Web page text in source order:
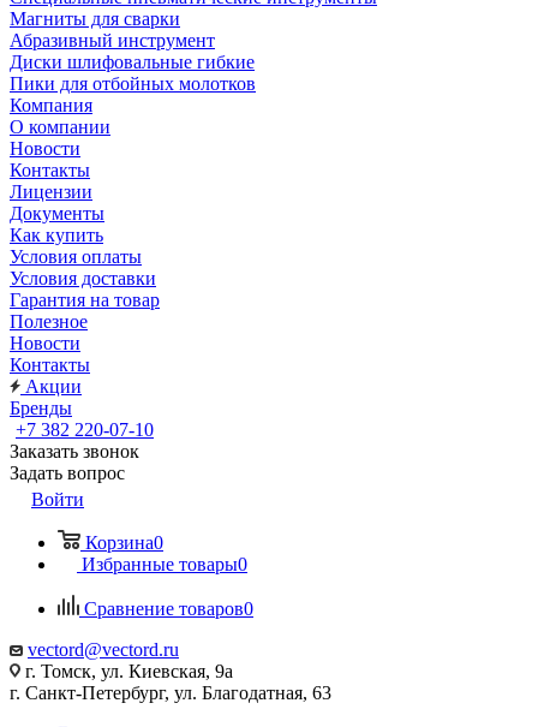
Магниты для сварки
Абразивный инструмент
Диски шлифовальные гибкие
Пики для отбойных молотков
Компания
О компании
Новости
Контакты
Лицензии
Документы
Как купить
Условия оплаты
Условия доставки
Гарантия на товар
Полезное
Новости
Контакты
Акции
Бренды
+7 382 220-07-10
Заказать звонок
Задать вопрос
Войти
Корзина0
Избранные товары0
Сравнение товаров0
vectord@vectord.ru
г. Томск, ул. Киевская, 9а
г. Санкт-Петербург, ул. Благодатная, 63